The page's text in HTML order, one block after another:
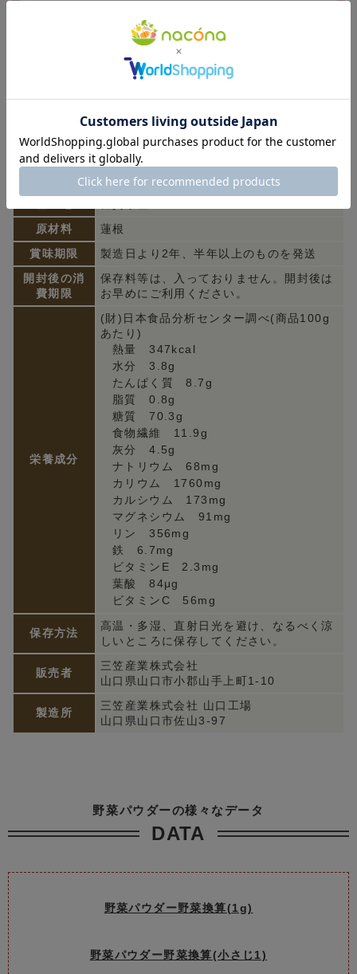
教えて伊藤先生、医師が解説医療の現場で見るみかさの
野菜パウダーのメリットとは
商品情報
【定期便】れんこんパウダー
原材料
蓮根
賞味期限
製造日より2年、半年以上のものを発送
開封後の消
費期限
保存料等は、入っておりません。開封後は
お早めにご利用ください。
栄養成分
(財)日本食品分析センター調べ(商品100g
あたり)
熱量 347kcal
水分 3.8g
たんぱく質 8.7g
脂質 0.8g
糖質 70.3g
食物繊維 11.9g
灰分 4.5g
ナトリウム 68mg
カリウム 1760mg
カルシウム 173mg
マグネシウム 91mg
リン 356mg
鉄 6.7mg
ビタミンE 2.3mg
葉酸 84μg
ビタミンC 56mg
保存方法
高温・多湿、直射日光を避け、なるべく涼
しいところに保存してください。
販売者
三笠産業株式会社
山口県山口市小郡山手上町1-10
製造所
三笠産業株式会社 山口工場
山口県山口市佐山3-97
野菜パウダーの様々なデータ
DATA
野菜パウダー野菜換算(1g)
野菜パウダー野菜換算(小さじ1)